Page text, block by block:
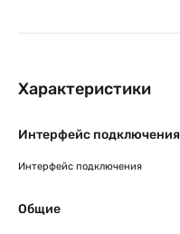
Характеристики
Интерфейс подключения
Интерфейс подключения
Общие